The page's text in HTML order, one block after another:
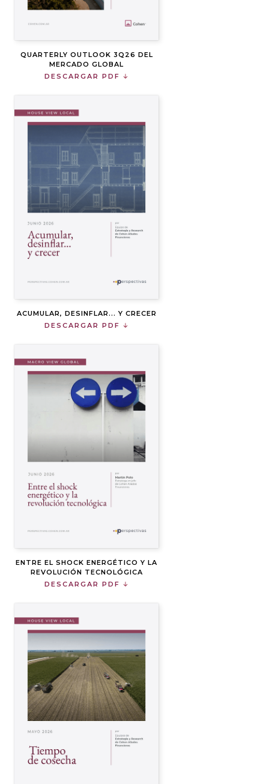
QUARTERLY OUTLOOK 3Q26 DEL
MERCADO GLOBAL
DESCARGAR PDF
ACUMULAR, DESINFLAR... Y CRECER
DESCARGAR PDF
ENTRE EL SHOCK ENERGÉTICO Y LA
REVOLUCIÓN TECNOLÓGICA
DESCARGAR PDF